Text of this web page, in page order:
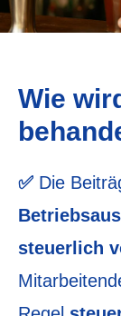
Wie
✅ Die
steuerlich